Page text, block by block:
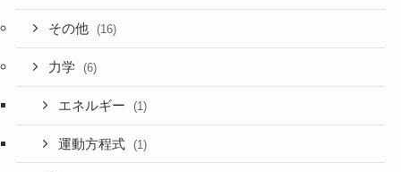
その他 (16)
力学 (6)
エネルギー (1)
運動方程式 (1)